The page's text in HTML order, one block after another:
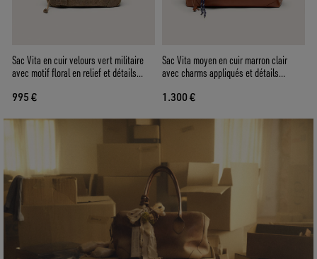
Sac Vita en cuir velours vert militaire
avec motif floral en relief et détails
995 €
Sac Vita moyen en cuir marron clair
avec charms appliqués et détails
1.300 €